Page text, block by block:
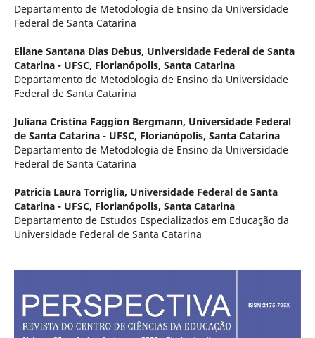
Departamento de Metodologia de Ensino da Universidade
Federal de Santa Catarina
Eliane Santana Dias Debus, Universidade Federal de Santa
Catarina - UFSC, Florianópolis, Santa Catarina
Departamento de Metodologia de Ensino da Universidade
Federal de Santa Catarina
Juliana Cristina Faggion Bergmann, Universidade Federal
de Santa Catarina - UFSC, Florianópolis, Santa Catarina
Departamento de Metodologia de Ensino da Universidade
Federal de Santa Catarina
Patricia Laura Torriglia, Universidade Federal de Santa
Catarina - UFSC, Florianópolis, Santa Catarina
Departamento de Estudos Especializados em Educação da
Universidade Federal de Santa Catarina